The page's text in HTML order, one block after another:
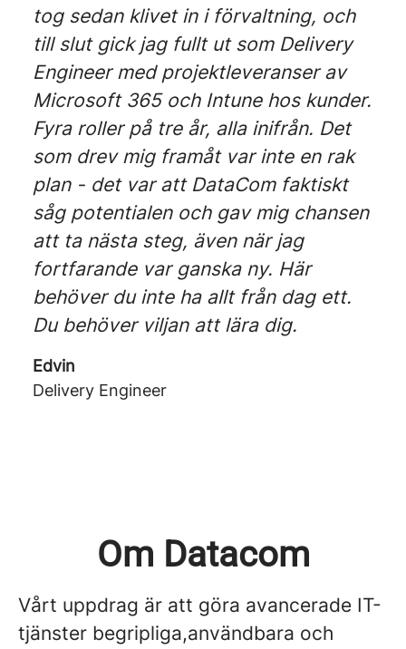
tog sedan klivet in i förvaltning, och
till slut gick jag fullt ut som Delivery
Engineer med projektleveranser av
Microsoft 365 och Intune hos kunder.
Fyra roller på tre år, alla inifrån. Det
som drev mig framåt var inte en rak
plan - det var att DataCom faktiskt
såg potentialen och gav mig chansen
att ta nästa steg, även när jag
fortfarande var ganska ny. Här
behöver du inte ha allt från dag ett.
Du behöver viljan att lära dig.
Edvin
Delivery Engineer
Om Datacom
Vårt uppdrag är att göra avancerade IT-
tjänster begripliga,användbara och